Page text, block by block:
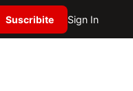
Suscribite Sign In